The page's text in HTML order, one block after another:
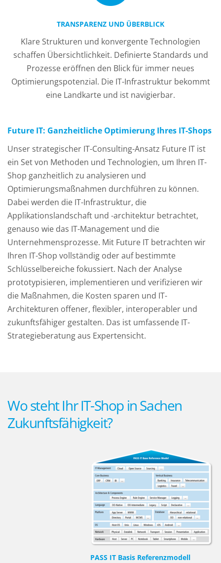
TRANSPARENZ UND ÜBERBLICK
Klare Strukturen und konvergente Technologien
schaffen Übersichtlichkeit. Definierte Standards und
Prozesse eröffnen den Blick für immer neues
Optimierungspotenzial. Die IT-Infrastruktur bekommt
eine Landkarte und ist navigierbar.
Future IT: Ganzheitliche Optimierung Ihres IT-Shops
Unser strategischer IT-Consulting-Ansatz Future IT ist
ein Set von Methoden und Technologien, um Ihren IT-
Shop ganzheitlich zu analysieren und
Optimierungsmaßnahmen durchführen zu können.
Dabei werden die IT-Infrastruktur, die
Applikationslandschaft und -architektur betrachtet,
genauso wie das IT-Management und die
Unternehmensprozesse. Mit Future IT betrachten wir
Ihren IT-Shop vollständig oder auf bestimmte
Schlüsselbereiche fokussiert. Nach der Analyse
prototypisieren, implementieren und verifizieren wir
die Maßnahmen, die Kosten sparen und IT-
Architekturen offener, flexibler, interoperabler und
zukunftsfähiger gestalten. Das ist umfassende IT-
Strategieberatung aus Expertensicht.
Wo steht Ihr IT-Shop in Sachen
Zukunftsfähigkeit?
PASS IT Basis Referenzmodell